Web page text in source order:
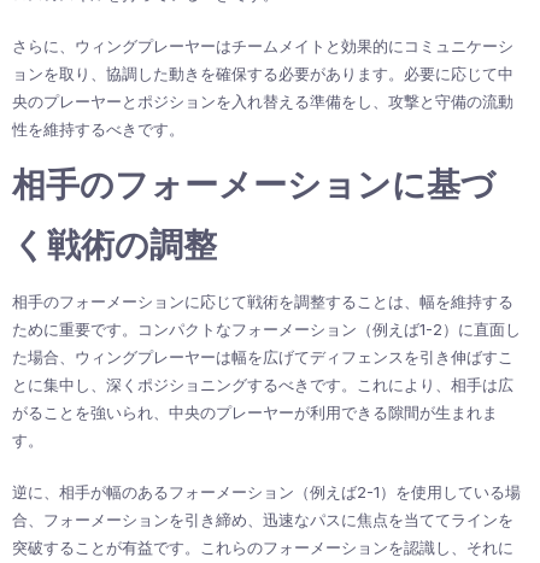
さらに、ウィングプレーヤーはチームメイトと効果的にコミュニケーシ
ョンを取り、協調した動きを確保する必要があります。必要に応じて中
央のプレーヤーとポジションを入れ替える準備をし、攻撃と守備の流動
性を維持するべきです。
相手のフォーメーションに基づ
く戦術の調整
相手のフォーメーションに応じて戦術を調整することは、幅を維持する
ために重要です。コンパクトなフォーメーション（例えば1-2）に直面し
た場合、ウィングプレーヤーは幅を広げてディフェンスを引き伸ばすこ
とに集中し、深くポジショニングするべきです。これにより、相手は広
がることを強いられ、中央のプレーヤーが利用できる隙間が生まれま
す。
逆に、相手が幅のあるフォーメーション（例えば2-1）を使用している場
合、フォーメーションを引き締め、迅速なパスに焦点を当ててラインを
突破することが有益です。これらのフォーメーションを認識し、それに